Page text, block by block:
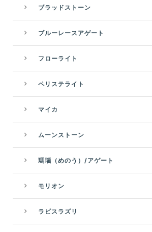
ブラッドストーン
ブルーレースアゲート
フローライト
ペリステライト
マイカ
ムーンストーン
瑪瑙（めのう）/アゲート
モリオン
ラピスラズリ